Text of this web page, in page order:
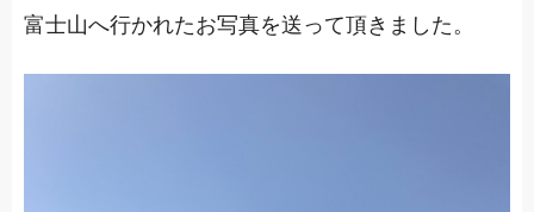
富士山へ行かれたお写真を送って頂きました。